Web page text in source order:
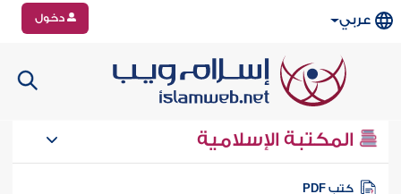
عربي دخول
المكتبة الإسلامية